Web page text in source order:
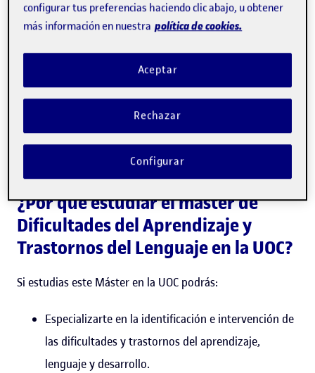
La UOC ha formalizado un acuerdo con la Consejería de
Educación de la Generalitat Valenciana que permitirá a
los estudiantes desarrollar sus prácticas formativas en
centros públicos del territorio de la Comunidad
¿Por qué estudiar el máster de
Dificultades del Aprendizaje y
Trastornos del Lenguaje en la UOC?
Si estudias este Máster en la UOC podrás:
Especializarte en la identificación e intervención de
las dificultades y trastornos del aprendizaje,
lenguaje y desarrollo.
configurar tus preferencias haciendo clic abajo, u obtener
más información en nuestra política de cookies.
Rechazar
Aceptar
Configurar